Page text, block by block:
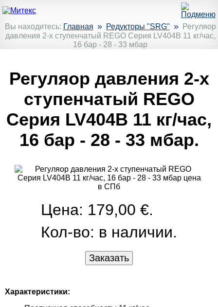
Вы находитесь: Главная » Редукторы "SRG" »
Регуляор
давления 2-х ступенчатый REGO Серия LV404B 11 кг/час,
16 бар - 28 - 33 мбар
Регуляор давления 2-х
ступенчатый REGO
Серия LV404B 11 кг/час,
16 бар - 28 - 33 мбар.
Цена: 179,00 €.
Кол-во: в наличии.
Характеристики: